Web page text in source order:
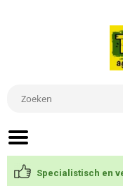
Specialistisch en